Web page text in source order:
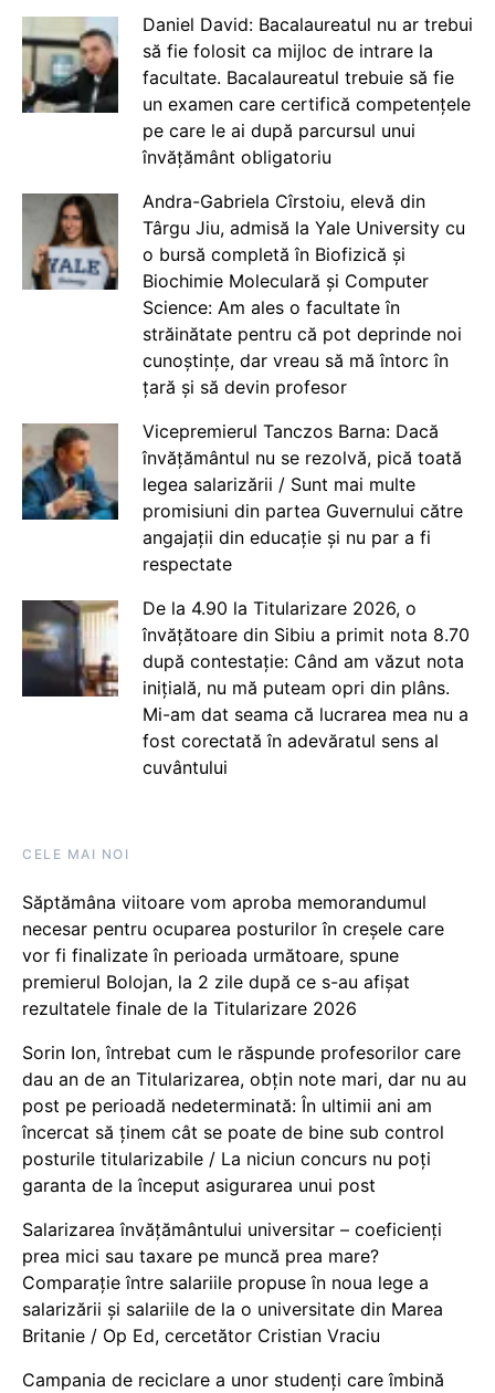
Daniel David: Bacalaureatul nu ar trebui
să fie folosit ca mijloc de intrare la
facultate. Bacalaureatul trebuie să fie
un examen care certifică competențele
pe care le ai după parcursul unui
învățământ obligatoriu
Andra-Gabriela Cîrstoiu, elevă din
Târgu Jiu, admisă la Yale University cu
o bursă completă în Biofizică și
Biochimie Moleculară și Computer
Science: Am ales o facultate în
străinătate pentru că pot deprinde noi
cunoștințe, dar vreau să mă întorc în
țară și să devin profesor
Vicepremierul Tanczos Barna: Dacă
învățământul nu se rezolvă, pică toată
legea salarizării / Sunt mai multe
promisiuni din partea Guvernului către
angajații din educație și nu par a fi
respectate
De la 4.90 la Titularizare 2026, o
învățătoare din Sibiu a primit nota 8.70
după contestație: Când am văzut nota
inițială, nu mă puteam opri din plâns.
Mi-am dat seama că lucrarea mea nu a
fost corectată în adevăratul sens al
cuvântului
CELE MAI NOI
Săptămâna viitoare vom aproba memorandumul
necesar pentru ocuparea posturilor în creșele care
vor fi finalizate în perioada următoare, spune
premierul Bolojan, la 2 zile după ce s-au afișat
rezultatele finale de la Titularizare 2026
Sorin Ion, întrebat cum le răspunde profesorilor care
dau an de an Titularizarea, obțin note mari, dar nu au
post pe perioadă nedeterminată: În ultimii ani am
încercat să ținem cât se poate de bine sub control
posturile titularizabile / La niciun concurs nu poți
garanta de la început asigurarea unui post
Salarizarea învățământului universitar – coeficienți
prea mici sau taxare pe muncă prea mare?
Comparație între salariile propuse în noua lege a
salarizării și salariile de la o universitate din Marea
Britanie / Op Ed, cercetător Cristian Vraciu
Campania de reciclare a unor studenți care îmbină